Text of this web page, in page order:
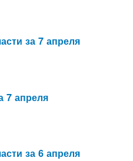
за 7 апреля
7 апреля
за 6 апреля